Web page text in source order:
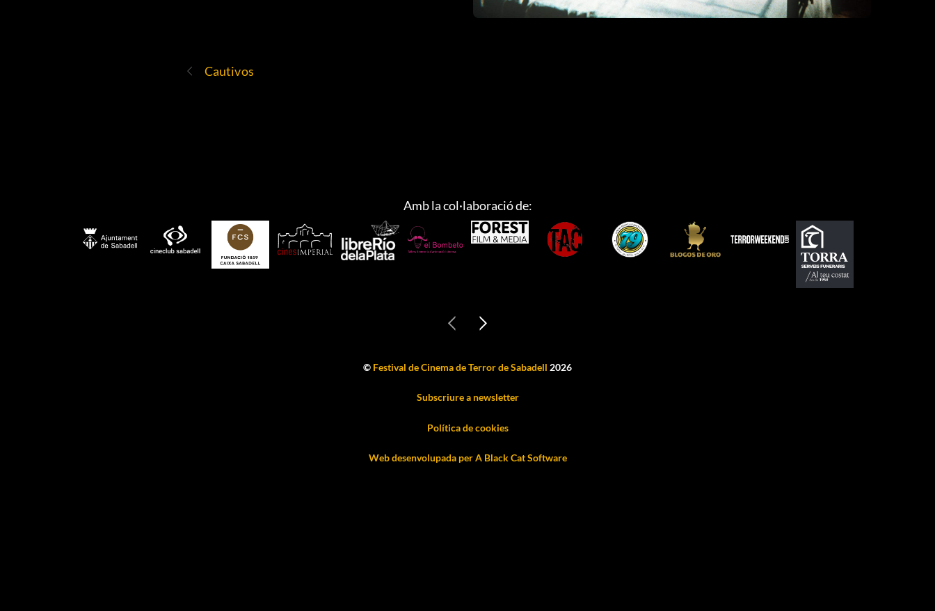
Cautivos
Amb la col·laboració de:
© Festival de Cinema de Terror de Sabadell 2026
Subscriure a newsletter
Política de cookies
Web desenvolupada per A Black Cat Software